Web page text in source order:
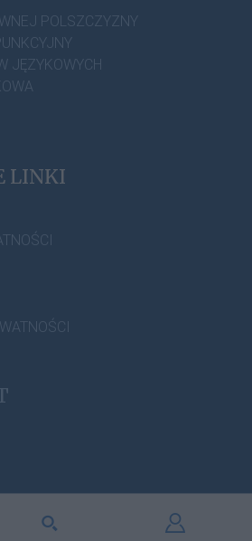
POLSZCZYZNY
JĘZYKOWYCH
LINKI